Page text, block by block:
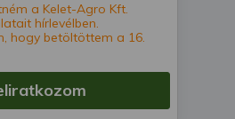
a Kelet-Agro Kft.
hírlevélben.
hogy betöltöttem a 16.